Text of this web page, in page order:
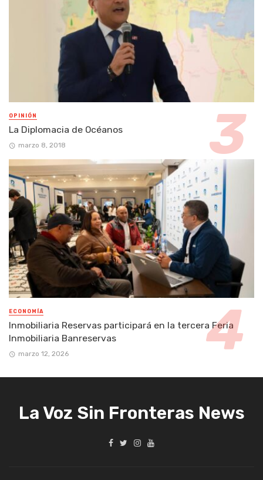
OPINIÓN
La Diplomacia de Océanos
marzo 8, 2018
ECONOMÍA
Inmobiliaria Reservas participará en la tercera Feria
Inmobiliaria Banreservas
marzo 12, 2026
La Voz Sin Fronteras News